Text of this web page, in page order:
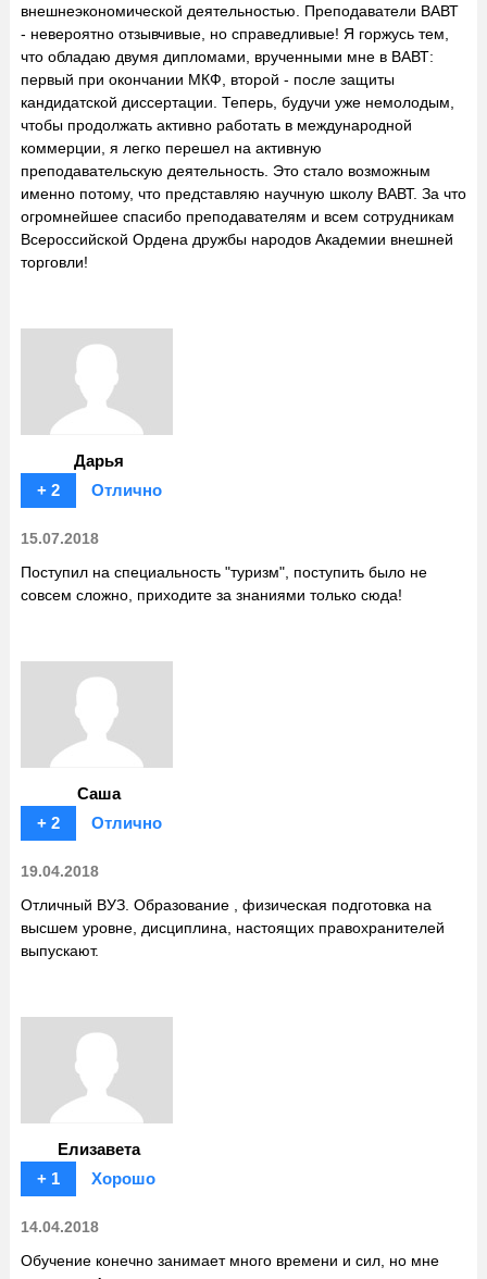
внешнеэкономической деятельностью. Преподаватели ВАВТ
- невероятно отзывчивые, но справедливые! Я горжусь тем,
что обладаю двумя дипломами, врученными мне в ВАВТ:
первый при окончании МКФ, второй - после защиты
кандидатской диссертации. Теперь, будучи уже немолодым,
чтобы продолжать активно работать в международной
коммерции, я легко перешел на активную
преподавательскую деятельность. Это стало возможным
именно потому, что представляю научную школу ВАВТ. За что
огромнейшее спасибо преподавателям и всем сотрудникам
Всероссийской Ордена дружбы народов Академии внешней
торговли!
Дарья
+ 2
Отлично
15.07.2018
Поступил на специальность "туризм", поступить было не
совсем сложно, приходите за знаниями только сюда!
Саша
+ 2
Отлично
19.04.2018
Отличный ВУЗ. Образование , физическая подготовка на
высшем уровне, дисциплина, настоящих правохранителей
выпускают.
Елизавета
+ 1
Хорошо
14.04.2018
Обучение конечно занимает много времени и сил, но мне